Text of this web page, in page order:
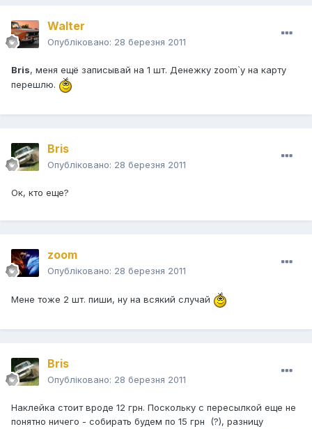
Walter
Опубліковано: 28 березня 2011
Bris, меня ещё записывай на 1 шт. Денежку zoom`у на карту
перешлю.
Bris
Опубліковано: 28 березня 2011
Ок, кто еще?
zoom
Опубліковано: 28 березня 2011
Мене тоже 2 шт. пиши, ну на всякий случай
Bris
Опубліковано: 28 березня 2011
Наклейка стоит вроде 12 грн. Поскольку с пересылкой еще не
понятно ничего - собирать будем по 15 грн (?), разницу